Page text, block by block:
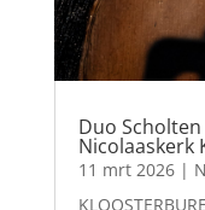
Duo
Nicolaaskerk
11 mrt 2026|